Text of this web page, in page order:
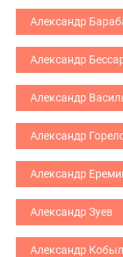
Александр
Александр
Александр
Александр
Александр
Александр Зуев
Александр